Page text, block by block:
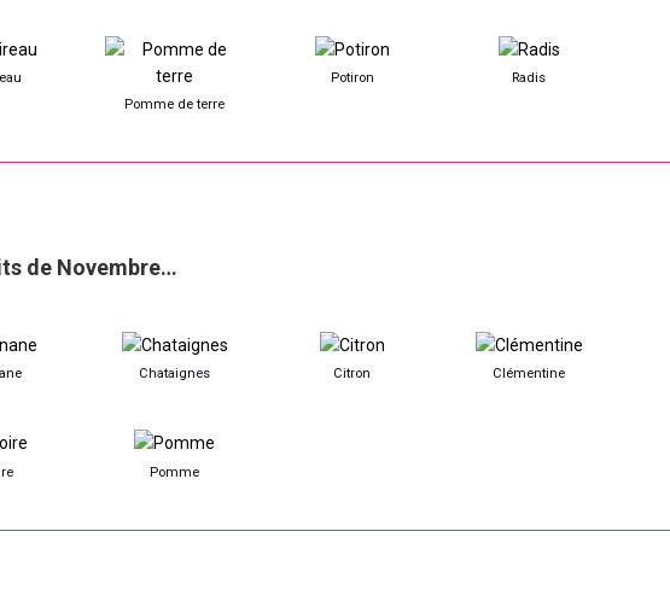
Pomme de terre
Potiron Radis
de Novembre…
Chataignes Citron Clémentine
Pomme